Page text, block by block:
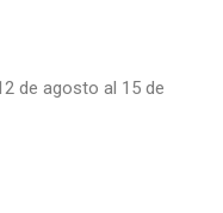
de agosto al 15 de